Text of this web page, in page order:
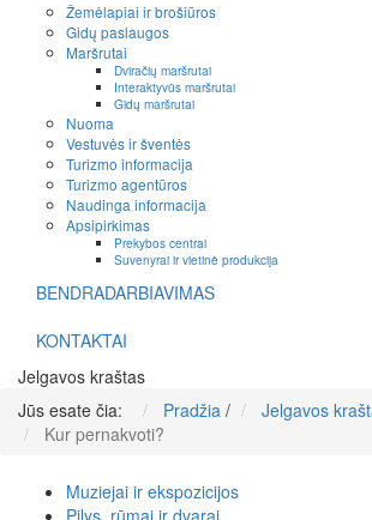
Žemėlapiai ir brošiūros
Gidų paslaugos
Maršrutai
Dviračių maršrutai
Interaktyvūs maršrutai
Gidų maršrutai
Nuoma
Vestuvės ir šventės
Turizmo informacija
Turizmo agentūros
Naudinga informacija
Apsipirkimas
Prekybos centrai
Suvenyrai ir vietinė produkcija
BENDRADARBIAVIMAS
KONTAKTAI
Jelgavos kraštas
Jūs esate čia:
Pradžia / Jelgavos
Kur pernakvoti?
Muziejai ir ekspozicijos